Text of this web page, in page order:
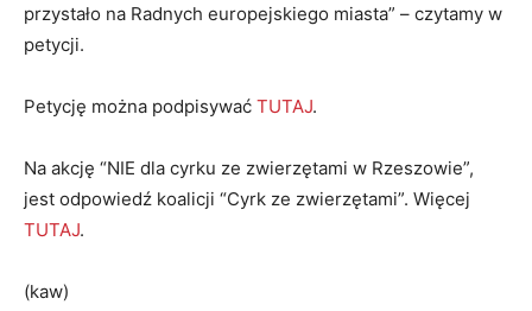
przystało na Radnych europejskiego miasta” – czytamy w
petycji.
Petycję można podpisywać TUTAJ.
Na akcję “NIE dla cyrku ze zwierzętami w Rzeszowie”,
jest odpowiedź koalicji “Cyrk ze zwierzętami”. Więcej
TUTAJ.
(kaw)